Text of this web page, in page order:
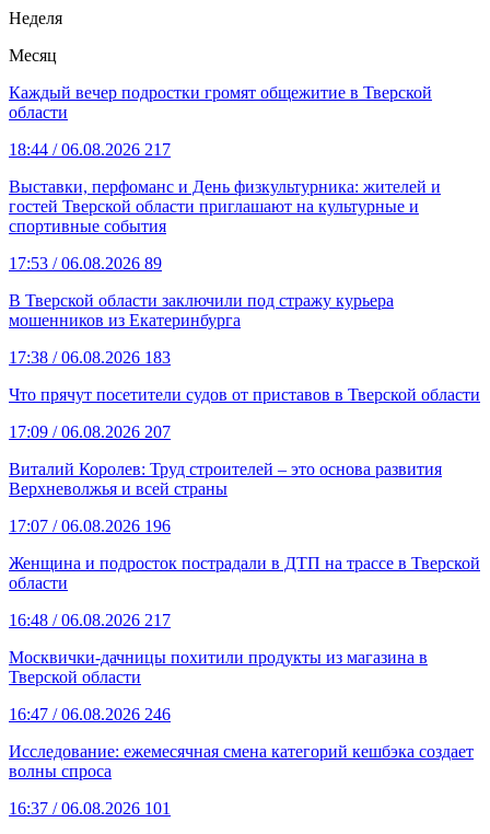
Неделя
Месяц
Каждый вечер подростки громят общежитие в Тверской
области
18:44 / 06.08.2026 217
Выставки, перфоманс и День физкультурника: жителей и
гостей Тверской области приглашают на культурные и
спортивные события
17:53 / 06.08.2026 89
В Тверской области заключили под стражу курьера
мошенников из Екатеринбурга
17:38 / 06.08.2026 183
Что прячут посетители судов от приставов в Тверской области
17:09 / 06.08.2026 207
Виталий Королев: Труд строителей – это основа развития
Верхневолжья и всей страны
17:07 / 06.08.2026 196
Женщина и подросток пострадали в ДТП на трассе в Тверской
области
16:48 / 06.08.2026 217
Москвички-дачницы похитили продукты из магазина в
Тверской области
16:47 / 06.08.2026 246
Исследование: ежемесячная смена категорий кешбэка создает
волны спроса
16:37 / 06.08.2026 101